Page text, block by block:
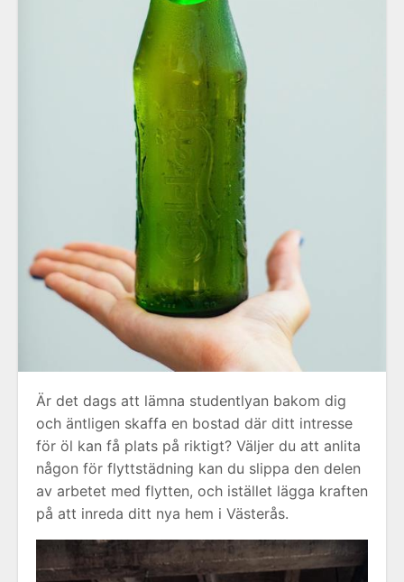
Är det dags att lämna studentlyan bakom dig
och äntligen skaffa en bostad där ditt intresse
för öl kan få plats på riktigt? Väljer du att anlita
någon för flyttstädning kan du slippa den delen
av arbetet med flytten, och istället lägga kraften
på att inreda ditt nya hem i Västerås.